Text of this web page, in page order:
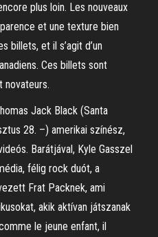
plus loin. Les nouveaux
et une texture bien
billets, et il s’agit d’un
Ces billets sont
novateurs.
Jack Black (Santa
28. –) amerikai színész,
Barátjával, Kyle Gasszel
félig rock duót, a
Frat Packnek, ami
akik aktívan játszanak
le jeune enfant, il